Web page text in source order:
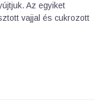
Az egyiket
vajjal és cukrozott